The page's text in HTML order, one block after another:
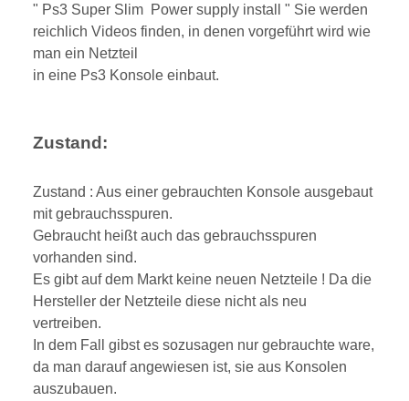
" Ps3 Super Slim Power supply install " Sie werden
reichlich Videos finden, in denen vorgeführt wird wie
man ein Netzteil
in eine Ps3 Konsole einbaut.
Zustand:
Zustand : Aus einer gebrauchten Konsole ausgebaut
mit gebrauchsspuren.
Gebraucht heißt auch das gebrauchsspuren
vorhanden sind.
Es gibt auf dem Markt keine neuen Netzteile ! Da die
Hersteller der Netzteile diese nicht als neu
vertreiben.
In dem Fall gibst es sozusagen nur gebrauchte ware,
da man darauf angewiesen ist, sie aus Konsolen
auszubauen.